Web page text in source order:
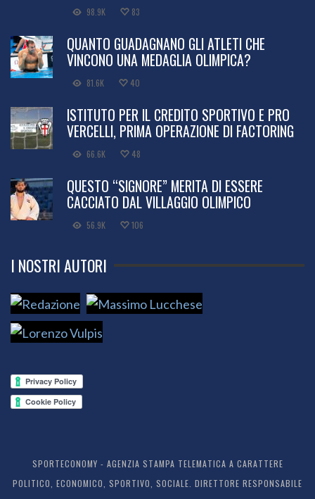
98.9K 83
QUANTO GUADAGNANO GLI ATLETI CHE
VINCONO UNA MEDAGLIA OLIMPICA?
81.6K 40
ISTITUTO PER IL CREDITO SPORTIVO E PRO
VERCELLI, PRIMA OPERAZIONE DI FACTORING
66.6K 48
QUESTO “SIGNORE” MERITA DI ESSERE
CACCIATO DAL VILLAGGIO OLIMPICO
56.9K 106
I NOSTRI AUTORI
SPORTECONOMY - AGENZIA STAMPA TELEMATICA A CARATTERE
POLITICO, ECONOMICO, SPORTIVO, SOCIALE. DIRETTORE RESPONSABILE